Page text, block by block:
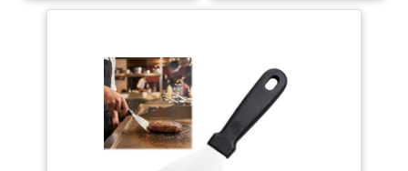
DURABLE : Fabriquée en acier
inoxydable, cette spatule
résistante à la corrosion est
facile à nettoyer et conserve ses
performances dans le temps.
POLYVALENTE ET COMPATIBLE